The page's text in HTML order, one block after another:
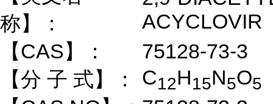
称】：
ACYCLOVIR
【CAS】：
75128-73-3
【分 子 式】：
C12H15N5O5